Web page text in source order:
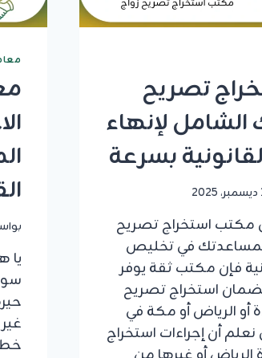
تصريح
الشامل لإنهاء
بسرعة
مكتب استخراج تصريح
في تخليص
فإن مكتب ثقة يوفر
استخراج تصريح
الرياض أو مكة في
أن إجراءات استخراج
يا